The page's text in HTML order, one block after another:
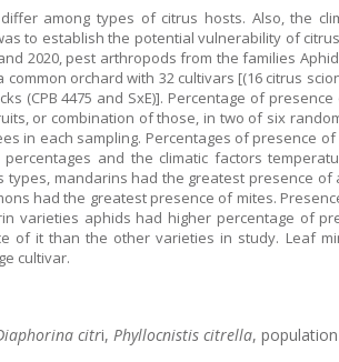
among types of citrus hosts. Also, the
to establish the potential vulnerability of
2020, pest arthropods from the families
orchard with 32 cultivars [(16 citrus
(CPB 4475 and SxE)]. Percentage of
or combination of those, in two of six
in each sampling. Percentages of presence
and the climatic factors
types, mandarins had the greatest presence
had the greatest presence of mites.
varieties aphids had higher percentage of
of it than the other varieties in study. Leaf
cultivar.
citri,Phyllocnistis citrella,